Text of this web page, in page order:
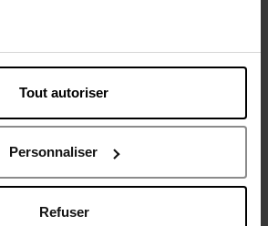
Tout autoriser
Personnaliser
Refuser
aimerez peut-être